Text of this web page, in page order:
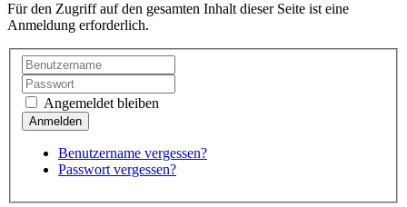
Für den Zugriff auf den gesamten Inhalt dieser Seite ist eine
Anmeldung erforderlich.
Angemeldet bleiben
Benutzername vergessen?
Passwort vergessen?